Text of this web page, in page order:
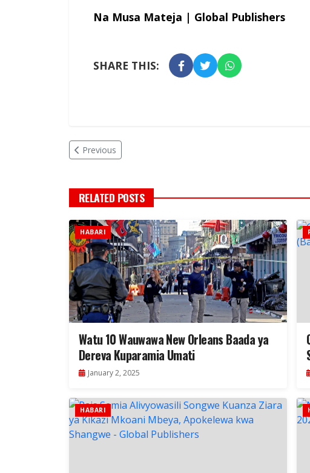
Na Musa Mateja | Global Publishers
SHARE THIS:
Previous
RELATED POSTS
HABARI
Watu 10 Wauwawa New Orleans Baada ya
Dereva Kuparamia Umati
January 2, 2025
HABARI